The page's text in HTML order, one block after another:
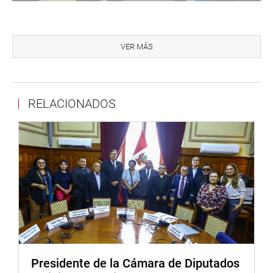
y representantes del sector portuario y logístico, entre
ellos, Oliver Gutiérrez Esquicha, especialista de
Provinciales de ENAPU S.A.; y Jorge Pacora Fuentes,
El parlamentario resaltó la importancia de consolidar a Ilo
como un punto estratégico de integración comercial y
desarrollo económico para el país, fortaleciendo la
conexión bioceánica con los mercados asiáticos y
potenciando nuevas oportunidades para la macro región
sur.
Cutipa Ccama recibió también a docentes jefes de
(UNAM), quienes solicitaron su intervención para que el
VER MÁS
RELACIONADOS
Presidente de la Cámara de Diputados